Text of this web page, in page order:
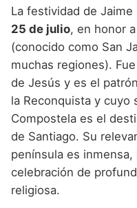
La festividad de
25 de julio, en honor a
(conocido como San
muchas regiones).
de Jesús y es el
la Reconquista y cuyo
Compostela es el
de Santiago. Su
península es
celebración de
religiosa.